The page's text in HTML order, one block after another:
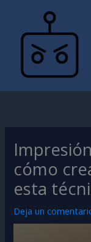
contenido
cómo
esta
Deja un